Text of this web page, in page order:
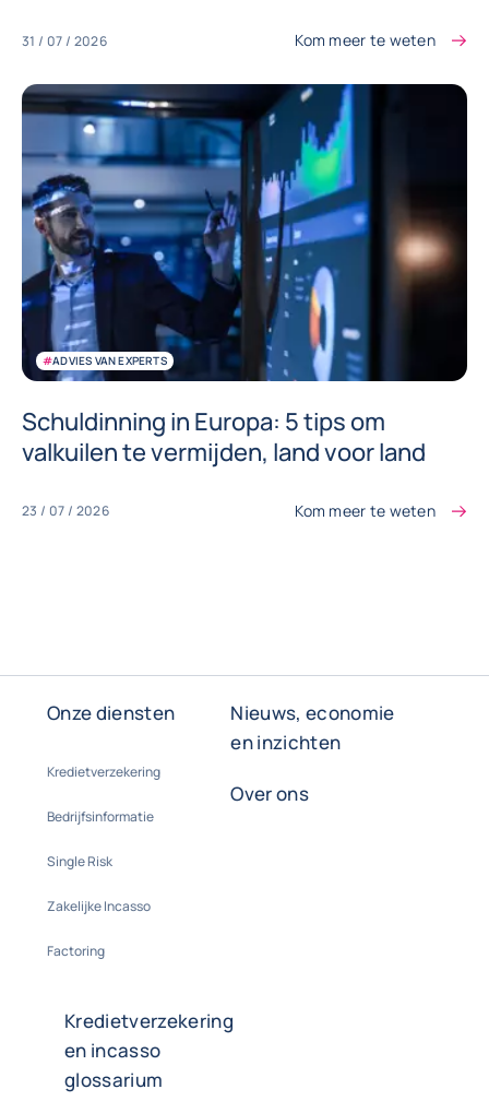
31 / 07 / 2026 Kom meer te weten
#ADVIES VAN EXPERTS
Schuldinning in Europa: 5 tips om
valkuilen te vermijden, land voor land
23 / 07 / 2026 Kom meer te weten
Onze diensten
Kredietverzekering
Bedrijfsinformatie
Single Risk
Zakelijke Incasso
Factoring
Nieuws, economie
en inzichten
Over ons
Kredietverzekering
en incasso
glossarium